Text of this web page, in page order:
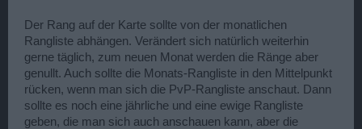
Der Rang auf der Karte sollte von der monatlichen
Rangliste abhängen. Verändert sich natürlich weiterhin
gerne täglich, zum neuen Monat werden die Ränge aber
genullt. Auch sollte die Monats-Rangliste in den Mittelpunkt
rücken, wenn man sich die PvP-Rangliste anschaut. Dann
sollte es noch eine jährliche und eine ewige Rangliste
geben, die man sich auch anschauen kann, aber die